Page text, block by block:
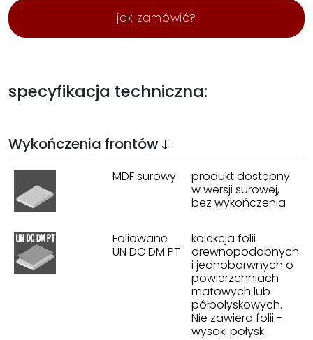
jak zamówić?
specyfikacja techniczna:
Wykończenia frontów
MDF surowy
produkt dostępny
w wersji surowej,
bez wykończenia
Foliowane
UN DC DM PT
kolekcja folii
drewnopodobnych
i jednobarwnych o
powierzchniach
matowych lub
półpołyskowych.
Nie zawiera folii -
wysoki połysk